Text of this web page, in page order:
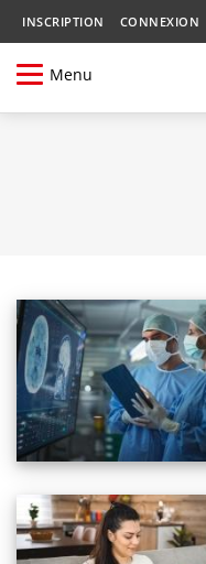
INSCRIPTION CONNEXION
Menu